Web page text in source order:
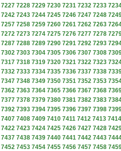
7227 7228 7229 7230 7231 7232 7233
7242 7243 7244 7245 7246 7247 7248
7257 7258 7259 7260 7261 7262 7263
7272 7273 7274 7275 7276 7277 7278
7287 7288 7289 7290 7291 7292 7293
7302 7303 7304 7305 7306 7307 7308
7317 7318 7319 7320 7321 7322 7323
7332 7333 7334 7335 7336 7337 7338
7347 7348 7349 7350 7351 7352 7353
7362 7363 7364 7365 7366 7367 7368
7377 7378 7379 7380 7381 7382 7383
7392 7393 7394 7395 7396 7397 7398
7407 7408 7409 7410 7411 7412 7413 7414
7422 7423 7424 7425 7426 7427 7428
7437 7438 7439 7440 7441 7442 7443
7452 7453 7454 7455 7456 7457 7458